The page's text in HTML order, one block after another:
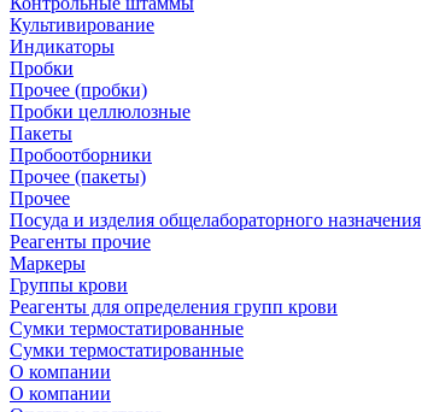
Культивирование
Индикаторы
Пробки
Прочее (пробки)
Пробки целлюлозные
Пакеты
Пробоотборники
Прочее (пакеты)
Прочее
Посуда и изделия общелабораторного назначения
Реагенты прочие
Маркеры
Группы крови
Реагенты для определения групп крови
Сумки термостатированные
Сумки термостатированные
О компании
О компании